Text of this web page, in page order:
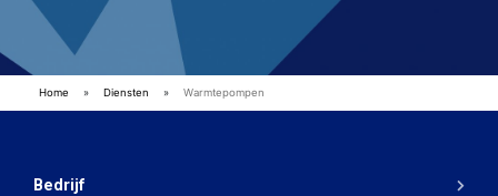
Home » Diensten » Warmtepompen
Bedrijf